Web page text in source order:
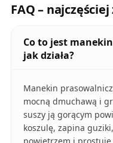
FAQ –
Co to jest
jak działa?
Manekin
mocną dmuchawą i
suszy ją gorącym
koszulę, zapina